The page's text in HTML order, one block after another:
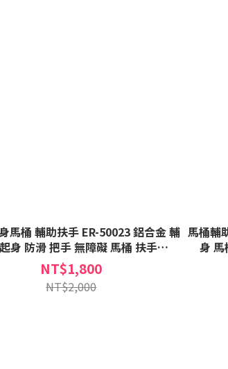
馬桶 輔助扶手 ER-50023 鋁合金 輔
身 防滑 把手 無障礙 馬桶 扶手
ER50023
NT$1,800
NT$2,000
馬桶輔
身 馬